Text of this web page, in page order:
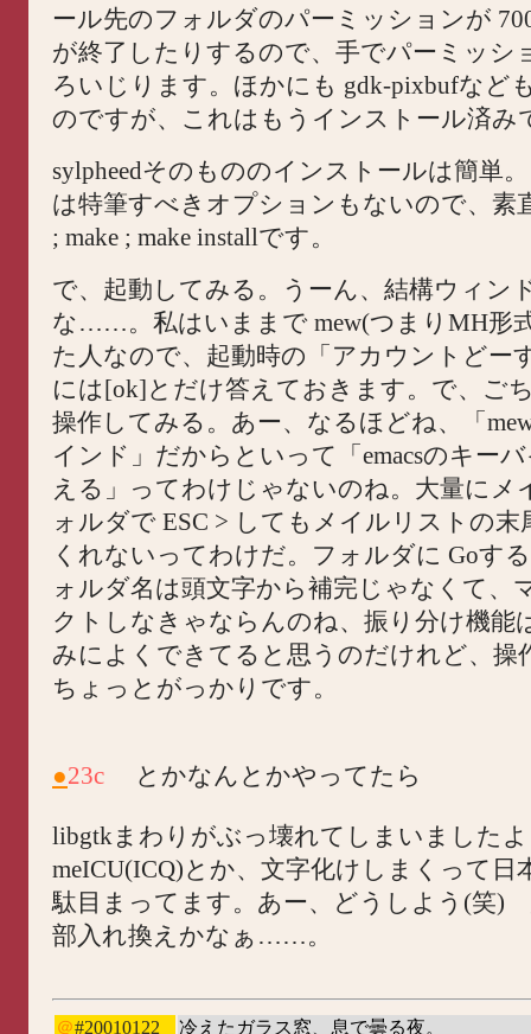
ール先のフォルダのパーミッションが
が終了したりするので、手でパーミッシ
ろいじります。ほかにも gdk-pixbufなど
のですが、これはもうインストール済み
sylpheedそのもののインストールは簡単
は特筆すべきオプションもないので、素
; make ; make installです。
で、起動してみる。うーん、結構ウィン
な……。私はいままで mew(つまりMH形
た人なので、起動時の「アカウントどー
には[ok]とだけ答えておきます。で、ご
操作してみる。あー、なるほどね、「
インド」だからといって「emacsのキー
える」ってわけじゃないのね。大量にメ
ォルダで ESC > してもメイルリストの末
くれないってわけだ。フォルダに Goす
ォルダ名は頭文字から補完じゃなくて、
クトしなきゃならんのね、振り分け機能
みによくできてると思うのだけれど、操
ちょっとがっかりです。
●23c とかなんとかやってたら
libgtkまわりがぶっ壊れてしまいました
meICU(ICQ)とか、文字化けしまくって日
駄目まってます。あー、どうしよう(笑)
部入れ換えかなぁ……。
＠#20010122 冷えたガラス窓、息で曇る夜。